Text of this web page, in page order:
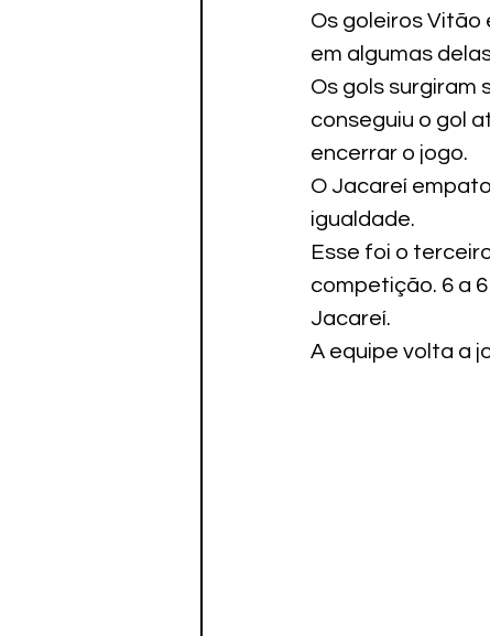
Os goleiros
em algumas
Os gols surgiram
conseguiu o gol
encerrar o jogo.
O Jacareí
igualdade.
Esse foi o
competição. 6 a
Jacareí.
A equipe volta a